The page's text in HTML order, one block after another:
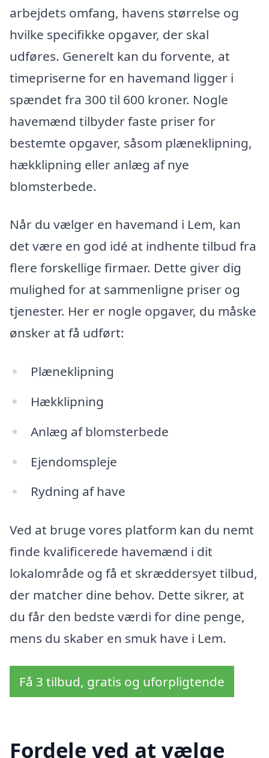
arbejdets omfang, havens størrelse og
hvilke specifikke opgaver, der skal
udføres. Generelt kan du forvente, at
timepriserne for en havemand ligger i
spændet fra 300 til 600 kroner. Nogle
havemænd tilbyder faste priser for
bestemte opgaver, såsom plæneklipning,
hækklipning eller anlæg af nye
blomsterbede.
Når du vælger en havemand i Lem, kan
det være en god idé at indhente tilbud fra
flere forskellige firmaer. Dette giver dig
mulighed for at sammenligne priser og
tjenester. Her er nogle opgaver, du måske
ønsker at få udført:
Plæneklipning
Hækklipning
Anlæg af blomsterbede
Ejendomspleje
Rydning af have
Ved at bruge vores platform kan du nemt
finde kvalificerede havemænd i dit
lokalområde og få et skræddersyet tilbud,
der matcher dine behov. Dette sikrer, at
du får den bedste værdi for dine penge,
mens du skaber en smuk have i Lem.
Få 3 tilbud, gratis og uforpligtende
Fordele ved at vælge